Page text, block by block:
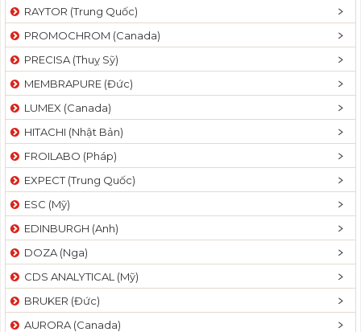
RAYTOR (Trung Quốc)
PROMOCHROM (Canada)
PRECISA (Thuỵ Sỹ)
MEMBRAPURE (Đức)
LUMEX (Canada)
HITACHI (Nhật Bản)
FROILABO (Pháp)
EXPECT (Trung Quốc)
ESC (Mỹ)
EDINBURGH (Anh)
DOZA (Nga)
CDS ANALYTICAL (Mỹ)
BRUKER (Đức)
AURORA (Canada)